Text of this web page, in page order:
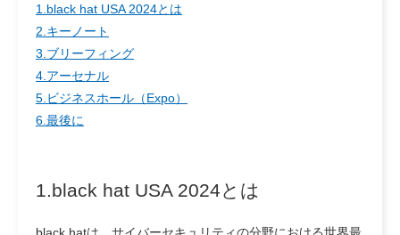
1.black hat USA 2024とは
2.キーノート
3.ブリーフィング
4.アーセナル
5.ビジネスホール（Expo）
6.最後に
1.black hat USA 2024とは
black hatは、サイバーセキュリティの分野における世界最